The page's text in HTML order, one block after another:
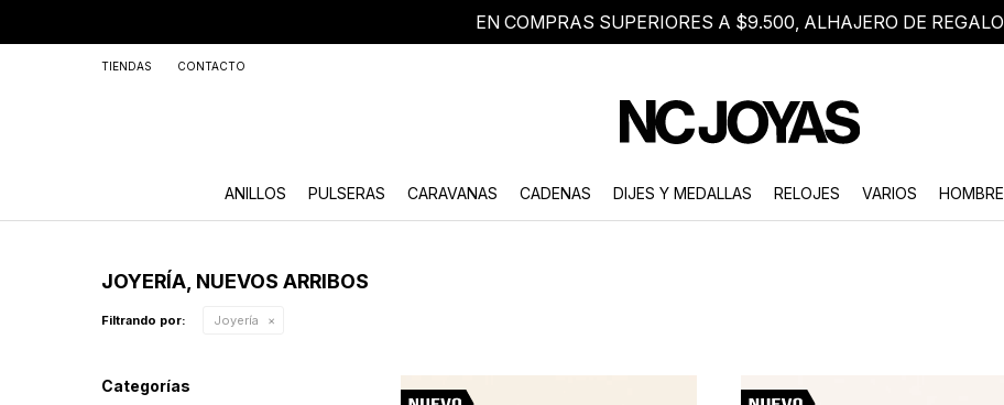
EN COMPRAS SUPERIORES A $9.500, ALHAJERO DE REGALO
ANILLOS PULSERAS CARAVANAS CADENAS DIJES Y MEDALLAS RELOJES VARIOS HOMBRE
TIENDAS CONTACTO
JOYERÍA, NUEVOS ARRIBOS
Filtrando por: Joyería
Categorías